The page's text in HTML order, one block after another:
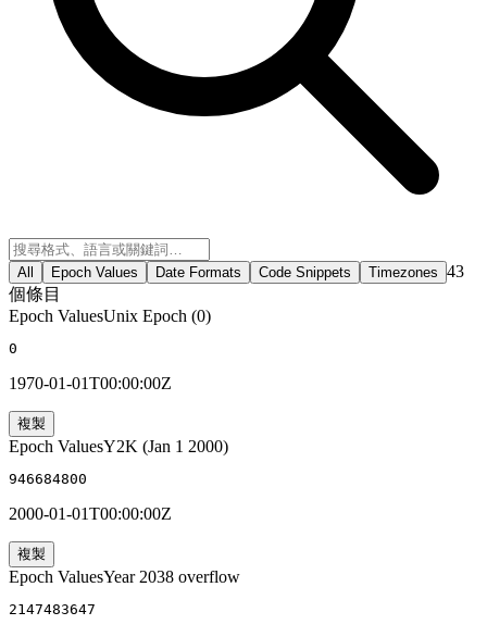
All Epoch Values Date Formats Code Snippets Timezones 43
個條目
Epoch ValuesUnix Epoch (0)
0
1970-01-01T00:00:00Z
複製
Epoch ValuesY2K (Jan 1 2000)
946684800
2000-01-01T00:00:00Z
複製
Epoch ValuesYear 2038 overflow
2147483647